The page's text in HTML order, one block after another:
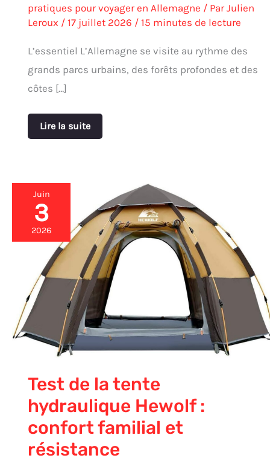
pratiques pour voyager en Allemagne / ParJulien
Leroux / 17 juillet 2026 / 15 minutes de lecture
L’essentiel L’Allemagne se visite au rythme des
grands parcs urbains, des forêts profondes et des
côtes […]
Lire la suite
Juin
3
2026
Test de la tente
hydraulique Hewolf :
confort familial et
résistance
Test
de
la
tente
hydraulique
Hewolf
:
confort
familial
résistance